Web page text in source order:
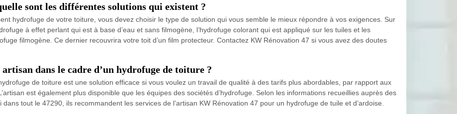
sont les différentes solutions qui existent ?
hydrofuge de votre toiture, vous devez choisir le type de solution qui vous semble le mieux répondre à vos exigences. Sur
à effet perlant qui est à base d’eau et sans filmogène, l’hydrofuge colorant qui est appliqué sur les tuiles et les
filmogène. Ce dernier recouvrira votre toit d’un film protecteur. Contactez KW Rénovation 47 si vous avez des doutes
dans le cadre d’un hydrofuge de toiture ?
de toiture est une solution efficace si vous voulez un travail de qualité à des tarifs plus abordables, par rapport aux
est également plus disponible que les équipes des sociétés d’hydrofuge. Selon les informations recueillies auprès des
tout le 47290, ils recommandent les services de l’artisan KW Rénovation 47 pour un hydrofuge de tuile et d’ardoise.